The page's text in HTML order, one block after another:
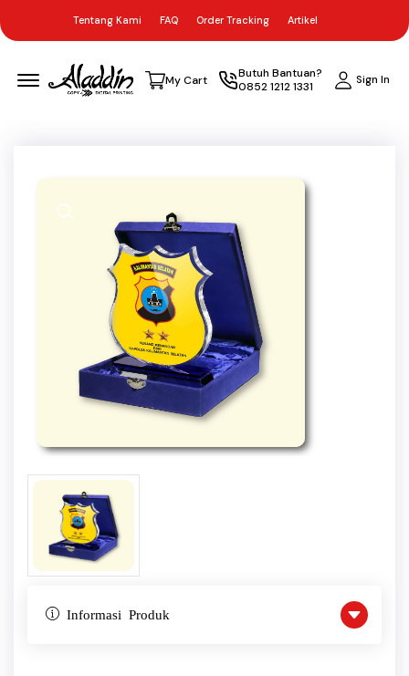
Tentang Kami FAQ Order Tracking Artikel
Menu Open
My Cart
Butuh Bantuan?
0852 1212 1331
Sign In
Informasi Produk